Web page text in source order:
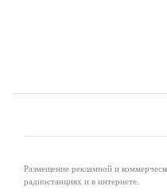
Размещение рекламной и
радиостанциях и в интернете.